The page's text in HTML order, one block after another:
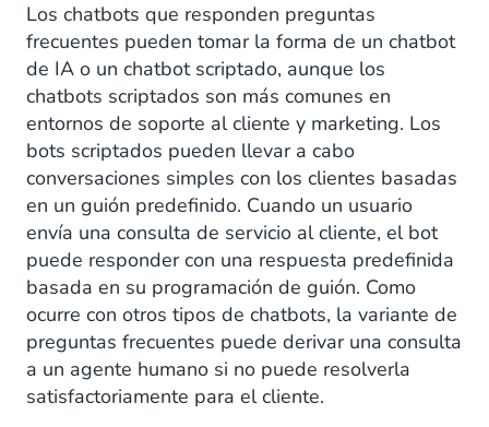
Los chatbots que responden preguntas
frecuentes pueden tomar la forma de un chatbot
de IA o un chatbot scriptado, aunque los
chatbots scriptados son más comunes en
entornos de soporte al cliente y marketing. Los
bots scriptados pueden llevar a cabo
conversaciones simples con los clientes basadas
en un guión predefinido. Cuando un usuario
envía una consulta de servicio al cliente, el bot
puede responder con una respuesta predefinida
basada en su programación de guión. Como
ocurre con otros tipos de chatbots, la variante de
preguntas frecuentes puede derivar una consulta
a un agente humano si no puede resolverla
satisfactoriamente para el cliente.